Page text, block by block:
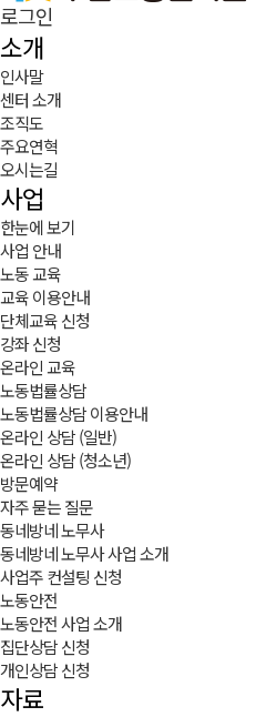
로그인
소개
인사말
센터 소개
조직도
주요연혁
오시는길
사업
한눈에 보기
사업 안내
노동 교육
교육 이용안내
단체교육 신청
강좌 신청
온라인 교육
노동법률상담
노동법률상담 이용안내
온라인 상담 (일반)
온라인 상담 (청소년)
방문예약
자주 묻는 질문
동네방네 노무사
동네방네 노무사 사업 소개
사업주 컨설팅 신청
노동안전
노동안전 사업 소개
집단상담 신청
개인상담 신청
자료